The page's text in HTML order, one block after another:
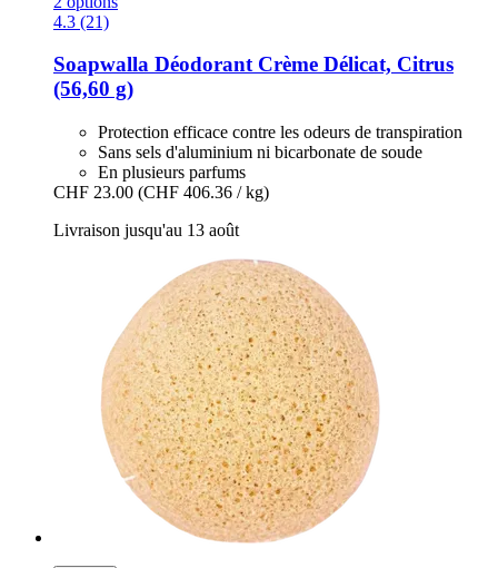
4.3 (21)
Soapwalla Déodorant Crème Délicat, Citrus
(56,60 g)
Protection efficace contre les odeurs de transpiration
Sans sels d'aluminium ni bicarbonate de soude
En plusieurs parfums
CHF 23.00 (CHF 406.36 / kg)
Livraison jusqu'au 13 août